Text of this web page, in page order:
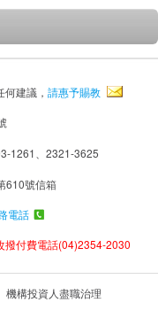
建議， 請惠予賜教
1261、2321-3625
610號信箱
電話
撥付費電話(04)2354-2030
機構投資人盡職治理